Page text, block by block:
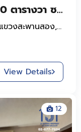
ขายที่ดินพร้อมสิ่งปลูกสร้าง 50 ตารางวา ซอยลาดพร้าว 63 แยก 3 ใกล้รถไฟฟ้าสายสีเหลือง (สถานีโชคชัย 4)
ซอยลาดพร้าว 63 แยก 3, สุขสันต์ 1, แขวงสะพานสอง, เขตวังทองหลาง, กรุงเทพมหานคร, 10310, ประเทศไทย
View Details
12